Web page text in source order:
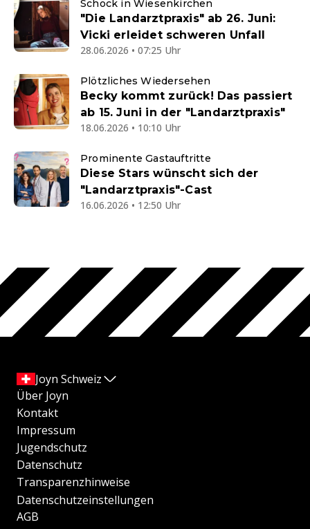
Schock in Wiesenkirchen
"Die Landarztpraxis" ab 26. Juni:
Vicki erleidet schweren Unfall
28.06.2026 • 07:25 Uhr
Plötzliches Wiedersehen
Becky kommt zurück! Das passiert
ab 15. Juni in der "Landarztpraxis"
18.06.2026 • 10:10 Uhr
Prominente Gastauftritte
Diese Stars wünscht sich der
"Landarztpraxis"-Cast
16.06.2026 • 12:50 Uhr
Joyn Schweiz
Über Joyn
Kontakt
Impressum
Jugendschutz
Datenschutz
Transparenzhinweise
Datenschutzeinstellungen
AGB